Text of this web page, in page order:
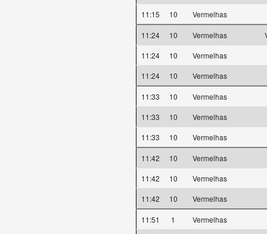
11:15
10 Vermelhas
11:24 10 Vermelhas
11:24
10
Vermelhas
11:24
10 Vermelhas
11:33 10
Vermelhas
11:33
10
Vermelhas
11:33
10 Vermelhas
11:42 10
Vermelhas
11:42
10
Vermelhas
11:42
10 Vermelhas
11:51 1
Vermelhas